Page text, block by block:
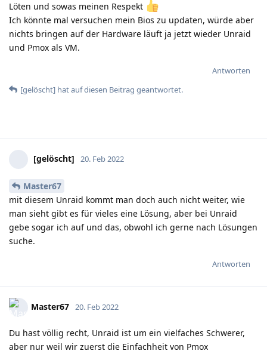
Löten und sowas meinen Respekt
Ich könnte mal versuchen mein Bios zu updaten, würde aber
nichts bringen auf der Hardware läuft ja jetzt wieder Unraid
und Pmox als VM.
Antworten
[gelöscht] hatauf diesen Beitrag geantwortet.
[gelöscht] 20. Feb 2022
Master67
mit diesem Unraid kommt man doch auch nicht weiter, wie
man sieht gibt es für vieles eine Lösung, aber bei Unraid
gebe sogar ich auf und das, obwohl ich gerne nach Lösungen
suche.
Antworten
Master67 20. Feb 2022
Du hast völlig recht, Unraid ist um ein vielfaches Schwerer,
aber nur weil wir zuerst die Einfachheit von Pmox